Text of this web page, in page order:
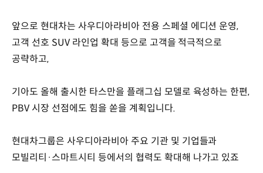
앞으로 현대차는 사우디아라비아 전용 스페셜 에디션 운영,
고객 선호 SUV 라인업 확대 등으로 고객을 적극적으로
공략하고,
기아도 올해 출시한 타스만을 플래그십 모델로 육성하는 한편,
PBV 시장 선점에도 힘을 쏟을 계획입니다.
현대차그룹은 사우디아라비아 주요 기관 및 기업들과
모빌리티·스마트시티 등에서의 협력도 확대해 나가고 있죠